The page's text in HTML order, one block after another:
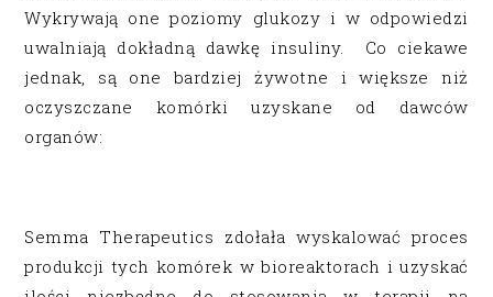
Wykrywają one poziomy glukozy i w odpowiedzi
uwalniają dokładną dawkę insuliny. Co ciekawe
jednak, są one bardziej żywotne i większe niż
oczyszczane komórki uzyskane od dawców
organów:
Semma Therapeutics zdołała wyskalować proces
produkcji tych komórek w bioreaktorach i uzyskać